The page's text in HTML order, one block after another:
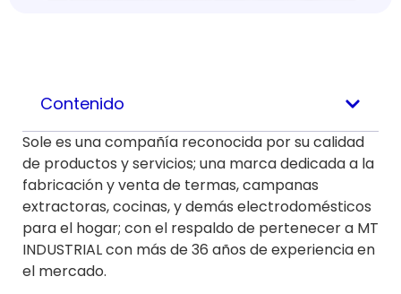
Contenido
Sole es una compañía reconocida por su calidad
de productos y servicios; una marca dedicada a la
fabricación y venta de termas, campanas
extractoras, cocinas, y demás electrodomésticos
para el hogar; con el respaldo de pertenecer a MT
INDUSTRIAL con más de 36 años de experiencia en
el mercado.